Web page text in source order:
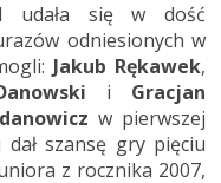
udała się w dość
odniesionych w
Jakub Rękawek,
i Gracjan
w pierwszej
szansę gry pięciu
z rocznika 2007,